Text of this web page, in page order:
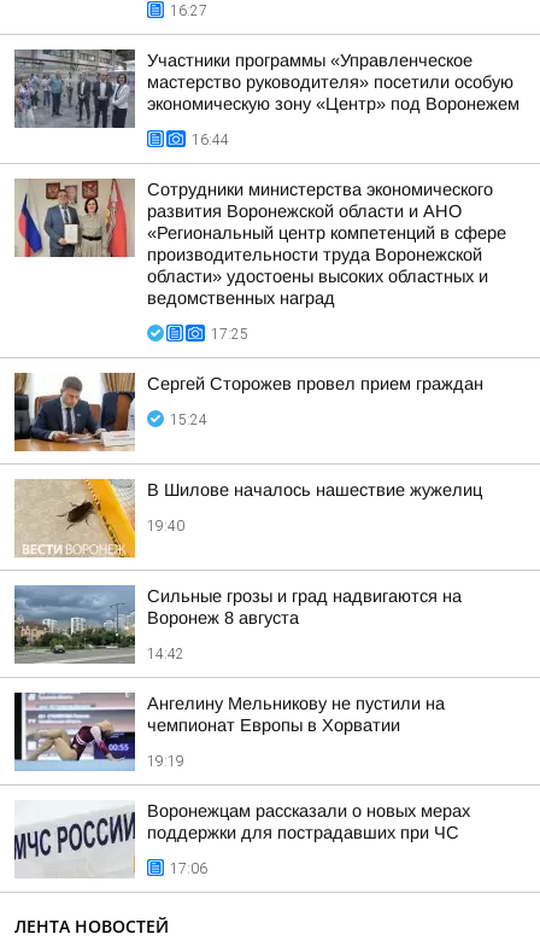
16:27
Участники программы «Управленческое
мастерство руководителя» посетили особую
экономическую зону «Центр» под Воронежем
16:44
Сотрудники министерства экономического
развития Воронежской области и АНО
«Региональный центр компетенций в сфере
производительности труда Воронежской
области» удостоены высоких областных и
ведомственных наград
17:25
Сергей Сторожев провел прием граждан
15:24
В Шилове началось нашествие жужелиц
19:40
Сильные грозы и град надвигаются на
Воронеж 8 августа
14:42
Ангелину Мельникову не пустили на
чемпионат Европы в Хорватии
19:19
Воронежцам рассказали о новых мерах
поддержки для пострадавших при ЧС
17:06
ЛЕНТА НОВОСТЕЙ